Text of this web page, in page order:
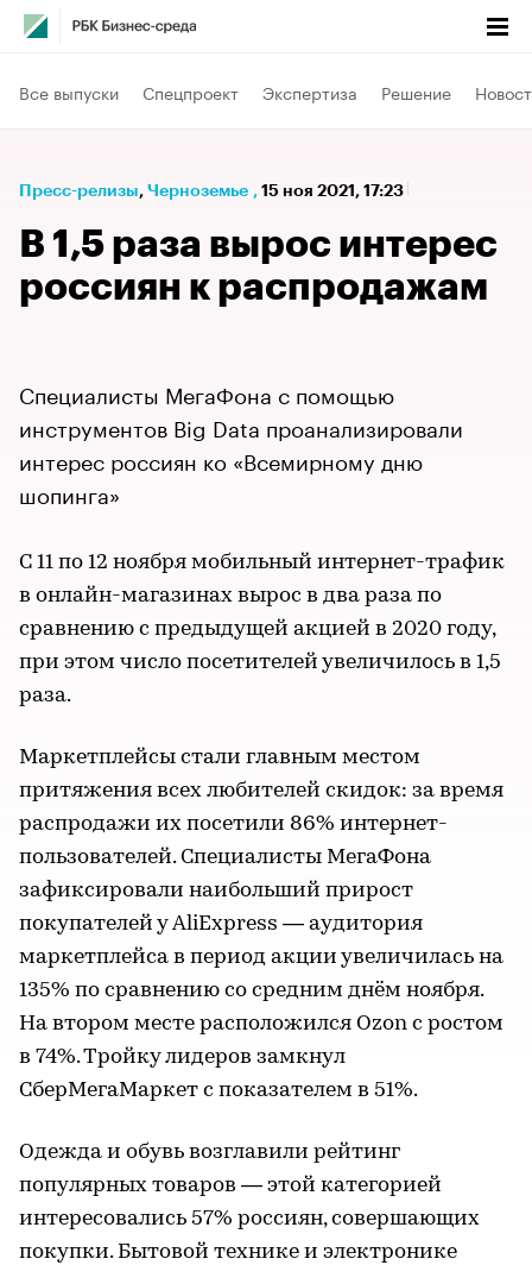
Все выпуски Спецпроект Экспертиза Решение
Пресс-релизы⁠, Черноземье , 15 ноя 2021, 17:23
В 1,5 раза вырос интерес
россиян к распродажам
Специалисты МегаФона с помощью
инструментов Big Data проанализировали
интерес россиян ко «Всемирному дню
шопинга»
С 11 по 12 ноября мобильный интернет-трафик
в онлайн-магазинах вырос в два раза по
сравнению с предыдущей акцией в 2020 году,
при этом число посетителей увеличилось в 1,5
раза.
Маркетплейсы стали главным местом
притяжения всех любителей скидок: за время
распродажи их посетили 86% интернет-
пользователей. Специалисты МегаФона
зафиксировали наибольший прирост
покупателей у AliExpress — аудитория
маркетплейса в период акции увеличилась на
135% по сравнению со средним днём ноября.
На втором месте расположился Ozon с ростом
в 74%. Тройку лидеров замкнул
СберМегаМаркет с показателем в 51%.
Одежда и обувь возглавили рейтинг
популярных товаров — этой категорией
интересовались 57% россиян, совершающих
покупки. Бытовой технике и электронике